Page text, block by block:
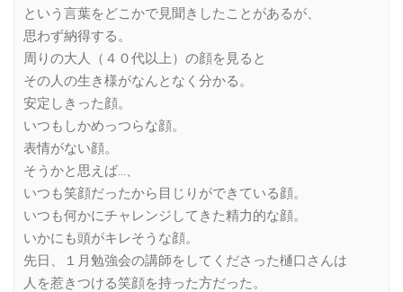
という言葉をどこかで見聞きしたことがあるが、
思わず納得する。
周りの大人（４０代以上）の顔を見ると
その人の生き様がなんとなく分かる。
安定しきった顔。
いつもしかめっつらな顔。
表情がない顔。
そうかと思えば…、
いつも笑顔だったから目じりができている顔。
いつも何かにチャレンジしてきた精力的な顔。
いかにも頭がキレそうな顔。
先日、１月勉強会の講師をしてくださった樋口さんは
人を惹きつける笑顔を持った方だった。